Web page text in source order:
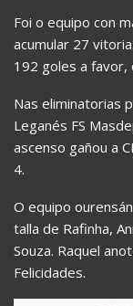
Foi o equipo con
acumular 27
192 goles a favor,
Nas eliminatorias
Leganés FS
ascenso gañou a
4.
O equipo
talla de Rafinha,
Souza. Raquel
Felicidades.